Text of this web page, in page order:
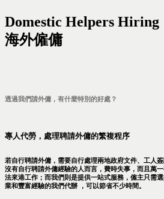
Domestic Helpers Hiring
海外僱傭
透過我們請外傭，有什麼特別的好處？
專人代勞，處理聘請外傭的繁複程序
若自行聘請外傭，需要自行處理兩地政府文件、工人
沒有自行聘請外傭經驗的人而言，費時失事，而且萬
法來港工作；而我們則是提供一站式服務，僱主只需
業和豐富經驗的我們代辦 ，可以節省不少時間。